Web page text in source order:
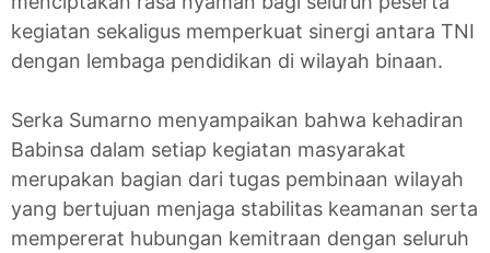
kegiatan sekaligus memperkuat sinergi antara TNI
dengan lembaga pendidikan di wilayah binaan.
Serka Sumarno menyampaikan bahwa kehadiran
Babinsa dalam setiap kegiatan masyarakat
merupakan bagian dari tugas pembinaan wilayah
yang bertujuan menjaga stabilitas keamanan serta
mempererat hubungan kemitraan dengan seluruh